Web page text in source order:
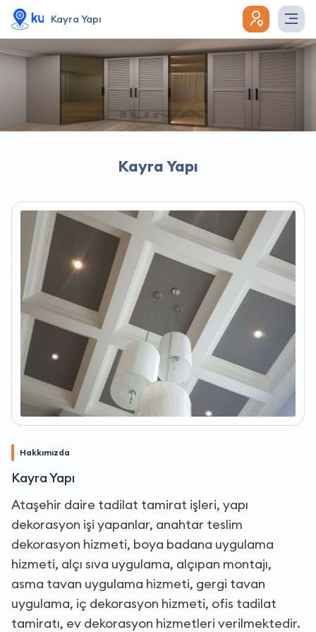
Kayra Yapı
Kayra Yapı
Hakkımızda
Kayra Yapı
Ataşehir daire tadilat tamirat işleri, yapı
dekorasyon işi yapanlar, anahtar teslim
dekorasyon hizmeti, boya badana uygulama
hizmeti, alçı sıva uygulama, alçıpan montajı,
asma tavan uygulama hizmeti, gergi tavan
uygulama, iç dekorasyon hizmeti, ofis tadilat
tamiratı, ev dekorasyon hizmetleri verilmektedir.